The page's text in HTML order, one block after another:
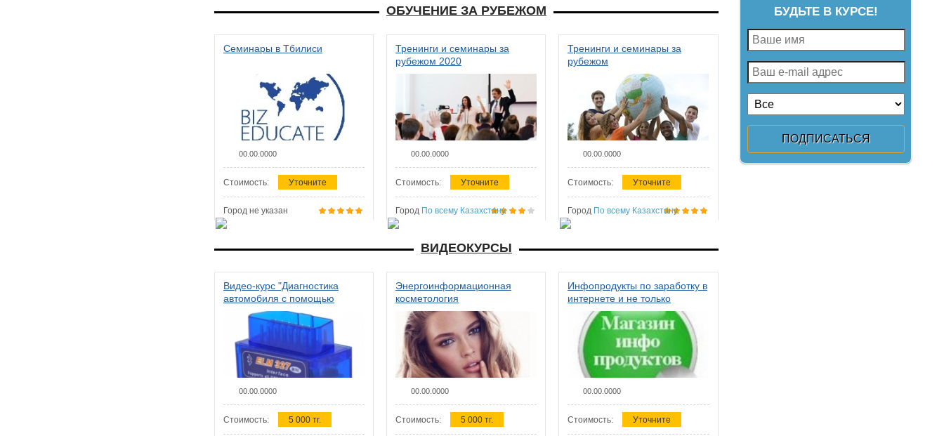
ОБУЧЕНИЕ ЗА РУБЕЖОМ
Семинары в Тбилиси
00.00.0000
Стоимость: Уточните
Город не указан
Тренинги и семинары за
рубежом 2020
00.00.0000
Стоимость: Уточните
Город По всему Казахстану
Тренинги и семинары за
рубежом
00.00.0000
Стоимость: Уточните
Город По всему Казахстану
ВИДЕОКУРСЫ
Видео-курс "Диагностика
автомобиля с помощью
сканера ELM 327"
00.00.0000
Стоимость: 5 000 тг.
Энергоинформационная
косметология
00.00.0000
Стоимость: 5 000 тг.
Инфопродукты по заработку в
интернете и не только
00.00.0000
Стоимость: Уточните
БУДЬТЕ В КУРСЕ!